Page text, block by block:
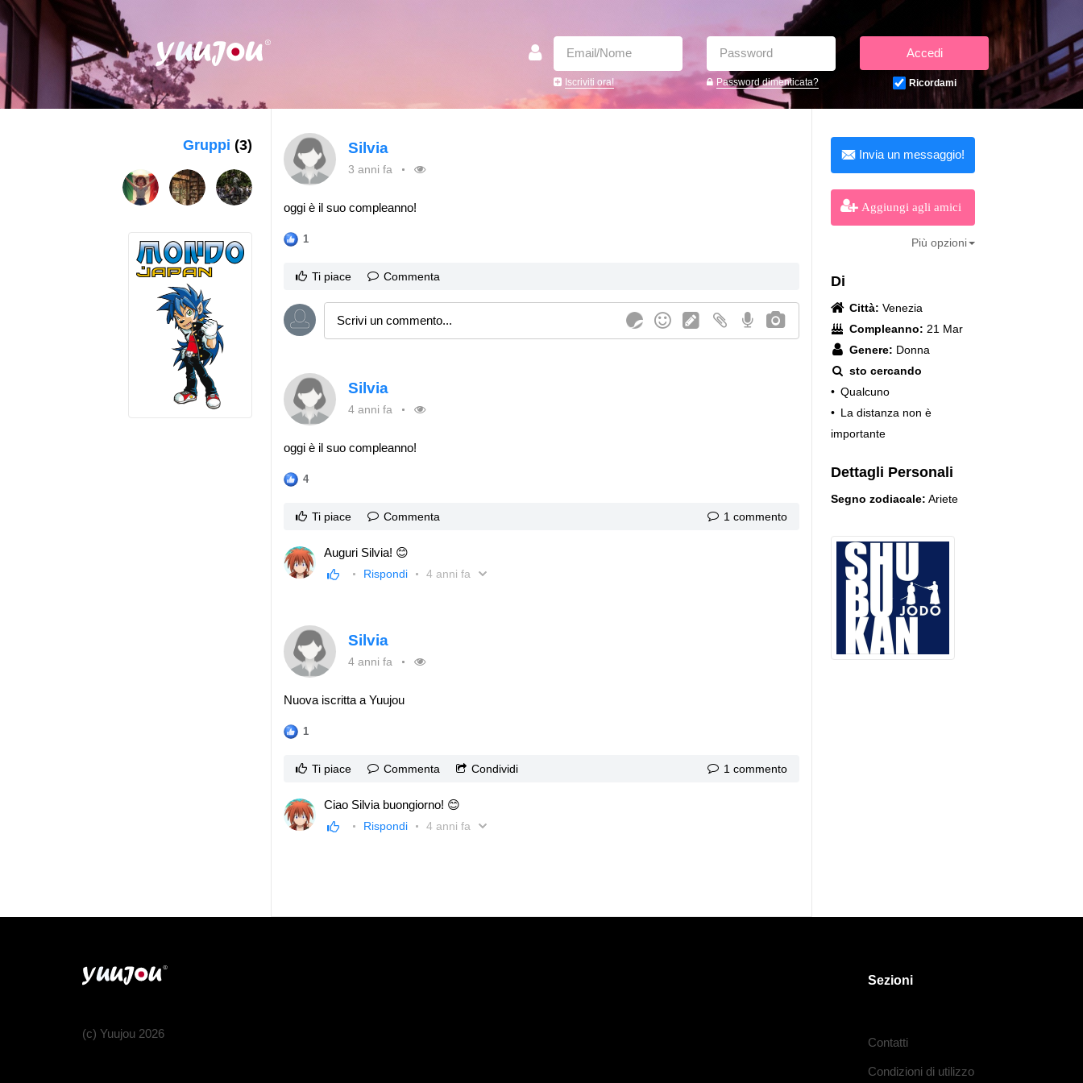
Iscriviti ora! Password dimenticata?
Accedi
Ricordami
Gruppi (3)
Invia un messaggio!
Aggiungi agli amici
Più opzioni
Di
Città: Venezia
Compleanno: 21 Mar
Genere: Donna
sto cercando
• Qualcuno
• La distanza non è
importante
Dettagli Personali
Segno zodiacale: Ariete
Silvia
3 anni fa
oggi è il suo compleanno!
1
Ti piace Commenta
Silvia
4 anni fa
oggi è il suo compleanno!
4
Ti piace Commenta 1 commento
Auguri Silvia! 😊
Rispondi 4 anni fa
Silvia
4 anni fa
Nuova iscritta a Yuujou
1
Ti piace Commenta Condividi 1 commento
Ciao Silvia buongiorno! 😊
Rispondi 4 anni fa
(c) Yuujou 2026
Sezioni
Contatti
Condizioni di utilizzo